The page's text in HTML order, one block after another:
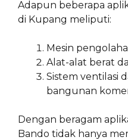
Adapun beberapa
di Kupang meliputi:
Mesin
Alat-alat berat
Sistem ventilasi
bangunan
Dengan beragam
Bando tidak hanya